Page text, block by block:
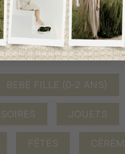
par
BÉBÉ FILLE (0-2 ANS)
JOUETS
FÊTES